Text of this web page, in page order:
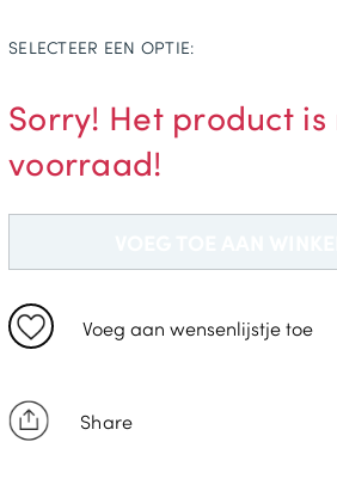
Voeg aan wensenlijstje toe
Share
Sorry! Het product
voorraad!
SELECTEER EEN OPTIE: